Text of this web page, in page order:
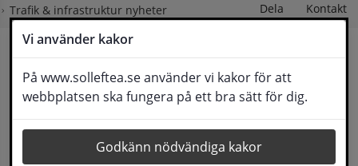
Vi använder kakor
På www.solleftea.se använder vi kakor för att
webbplatsen ska fungera på ett bra sätt för dig.
Godkänn nödvändiga kakor
Trafik & infrastruktur nyheter
Dela Kontakt
Trafik & infrastruktur
nyheter